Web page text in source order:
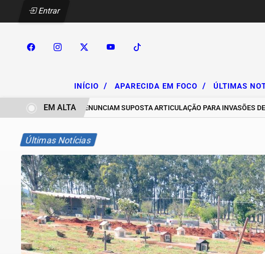
Entrar
INÍCIO / APARECIDA EM FOCO / ÚLTIMAS
CHACAREIROS DENUNCIAM SUPOSTA ARTICULAÇÃO PARA INVASÕES DE
EM ALTA
Últimas Notícias